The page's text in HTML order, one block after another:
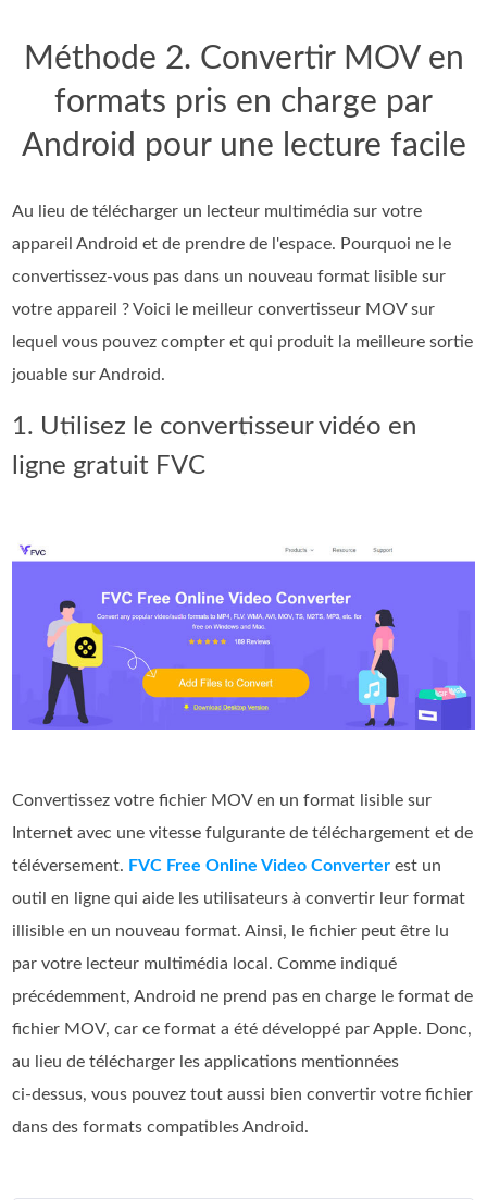
Méthode 2. Convertir MOV en
formats pris en charge par
Android pour une lecture facile
Au lieu de télécharger un lecteur multimédia sur votre
appareil Android et de prendre de l'espace. Pourquoi ne le
convertissez-vous pas dans un nouveau format lisible sur
votre appareil ? Voici le meilleur convertisseur MOV sur
lequel vous pouvez compter et qui produit la meilleure sortie
jouable sur Android.
1. Utilisez le convertisseur vidéo en
ligne gratuit FVC
Convertissez votre fichier MOV en un format lisible sur
Internet avec une vitesse fulgurante de téléchargement et de
téléversement. FVC Free Online Video Converter est un
outil en ligne qui aide les utilisateurs à convertir leur format
illisible en un nouveau format. Ainsi, le fichier peut être lu
par votre lecteur multimédia local. Comme indiqué
précédemment, Android ne prend pas en charge le format de
fichier MOV, car ce format a été développé par Apple. Donc,
au lieu de télécharger les applications mentionnées
ci‑dessus, vous pouvez tout aussi bien convertir votre fichier
dans des formats compatibles Android.